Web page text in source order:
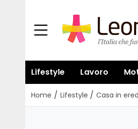
Lifestyle Lavoro
Home / Lifestyle / Casa in